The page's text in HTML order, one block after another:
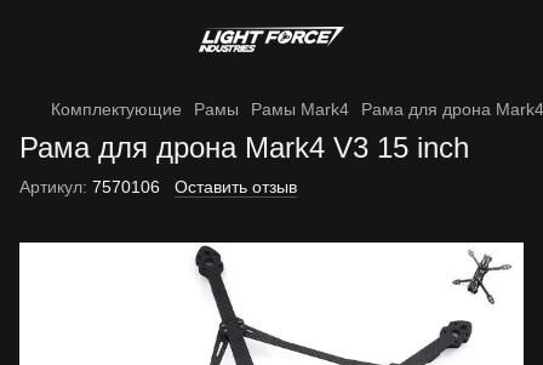
Комплектующие Рамы Рамы Mark4 Рама для дрона
Рама для дрона Mark4 V3 15 inch
Артикул: 7570106 Оставить отзыв